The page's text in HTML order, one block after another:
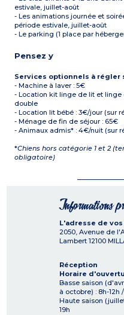
estivale, juillet-août
- Les animations journée et
période estivale, juillet-août
- Le parking (1 place par
Pensez y
Services optionnels à régler
- Machine à laver : 5€
- Location kit linge de lit et
double
- Location lit bébé : 3€/jour (sur
- Ménage de fin de séjour : 65€
- Animaux admis* : 4€/nuit (sur
*Chiens hors catégorie 1 et 2
obligatoire)
Informations
L'adresse de vos
2050, Avenue de
Lambert 12100
Réception
Horaire
Basse saison
à octobre) : 8h-12h /
Haute saison
19h